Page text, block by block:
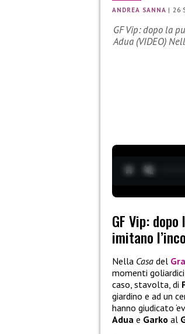
ANDREA SANNA |26
GF Vip: dopo la
Adua (VIDEO)
GF Vip:
imitano
Nella Casa del
momenti
caso, stavolta, di
giardino e ad un
hanno giudicato
Adua e Garko al